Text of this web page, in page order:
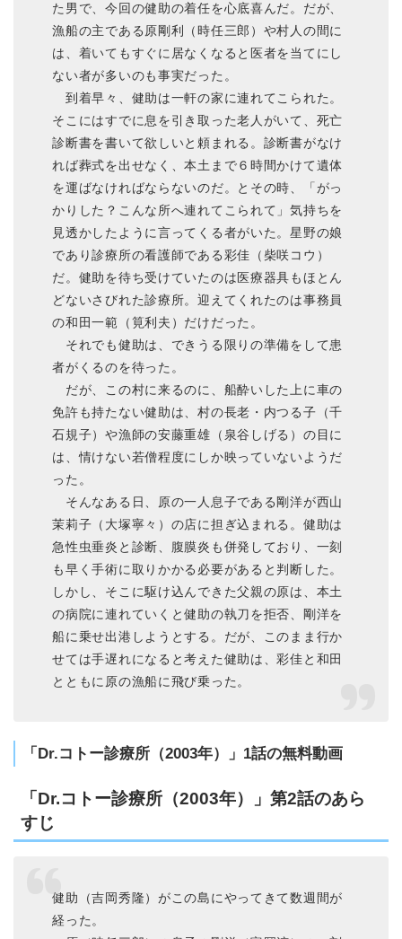
た男で、今回の健助の着任を心底喜んだ。だが、
漁船の主である原剛利（時任三郎）や村人の間に
は、着いてもすぐに居なくなると医者を当てにし
ない者が多いのも事実だった。
到着早々、健助は一軒の家に連れてこられた。
そこにはすでに息を引き取った老人がいて、死亡
診断書を書いて欲しいと頼まれる。診断書がなけ
れば葬式を出せなく、本土まで６時間かけて遺体
を運ばなければならないのだ。とその時、「がっ
かりした？こんな所へ連れてこられて」気持ちを
見透かしたように言ってくる者がいた。星野の娘
であり診療所の看護師である彩佳（柴咲コウ）
だ。健助を待ち受けていたのは医療器具もほとん
どないさびれた診療所。迎えてくれたのは事務員
の和田一範（筧利夫）だけだった。
それでも健助は、できうる限りの準備をして患
者がくるのを待った。
だが、この村に来るのに、船酔いした上に車の
免許も持たない健助は、村の長老・内つる子（千
石規子）や漁師の安藤重雄（泉谷しげる）の目に
は、情けない若僧程度にしか映っていないようだ
った。
そんなある日、原の一人息子である剛洋が西山
茉莉子（大塚寧々）の店に担ぎ込まれる。健助は
急性虫垂炎と診断、腹膜炎も併発しており、一刻
も早く手術に取りかかる必要があると判断した。
しかし、そこに駆け込んできた父親の原は、本土
の病院に連れていくと健助の執刀を拒否、剛洋を
船に乗せ出港しようとする。だが、このまま行か
せては手遅れになると考えた健助は、彩佳と和田
とともに原の漁船に飛び乗った。
「Dr.コトー診療所（2003年）」1話の無料動画
「Dr.コトー診療所（2003年）」第2話のあら
すじ
健助（吉岡秀隆）がこの島にやってきて数週間が
経った。